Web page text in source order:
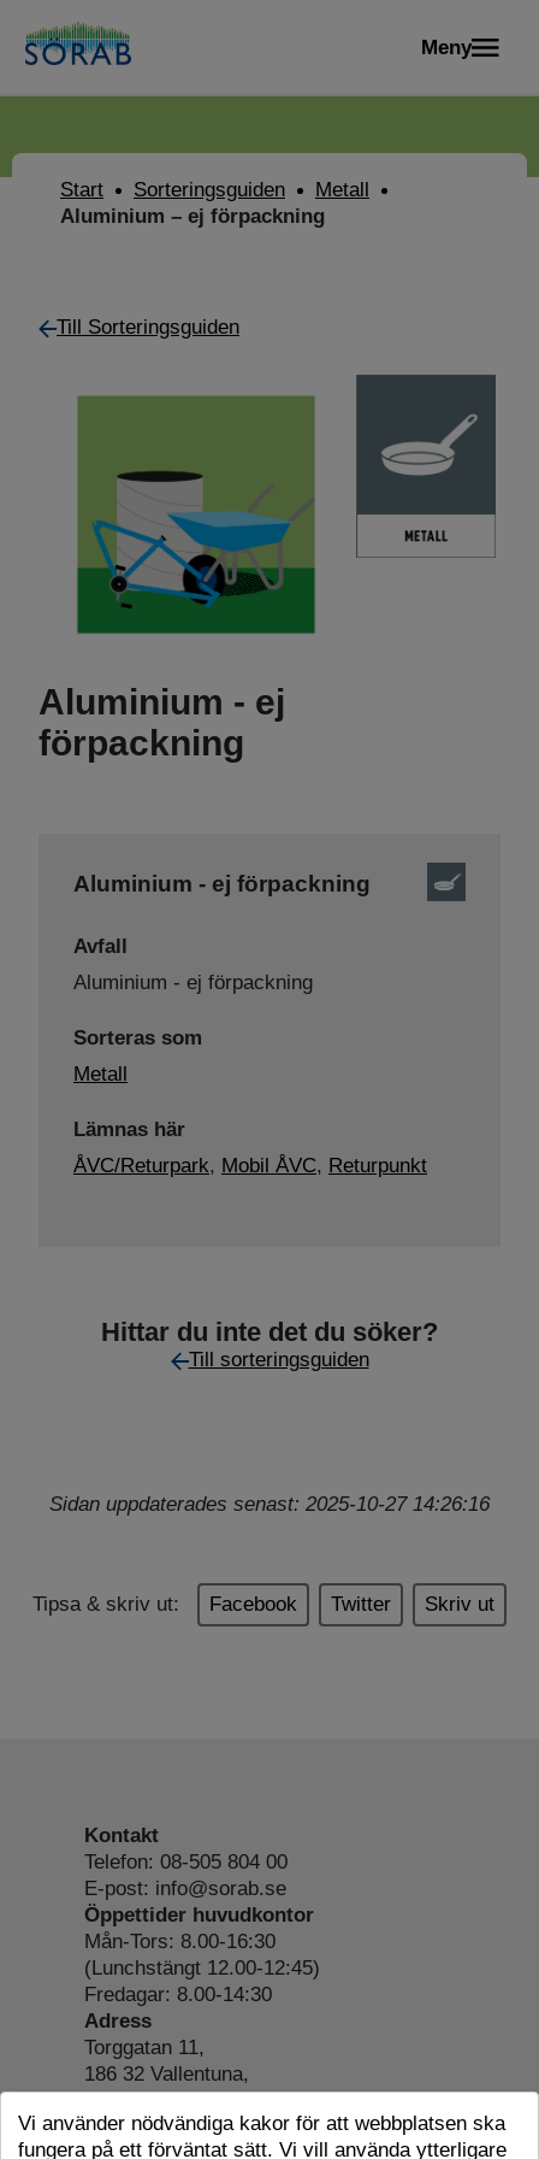
Meny
Start Sorteringsguiden
Metall
Aluminium – ej förpackning
Till Sorteringsguiden
Aluminium - ej
förpackning
Aluminium - ej förpackning
Avfall
Aluminium - ej förpackning
Sorteras som
Metall
Lämnas här
ÅVC/Returpark, Mobil ÅVC, Returpunkt
Hittar du inte det du söker?
Till sorteringsguiden
Sidan uppdaterades senast: 2025-10-27 14:26:16
Tipsa & skriv ut: Facebook Twitter Skriv ut
Kontakt
Telefon: 08-505 804 00
E-post: info@sorab.se
Öppettider huvudkontor
Mån-Tors: 8.00-16:30
(Lunchstängt 12.00-12:45)
Fredagar: 8.00-14:30
Adress
Torggatan 11,
186 32 Vallentuna,
Org.nr: 556197-4022
Om webbplatsen
Tillgänglighetsredogörelse
Vi använder nödvändiga kakor för att webbplatsen ska
fungera på ett förväntat sätt. Vi vill använda ytterligare